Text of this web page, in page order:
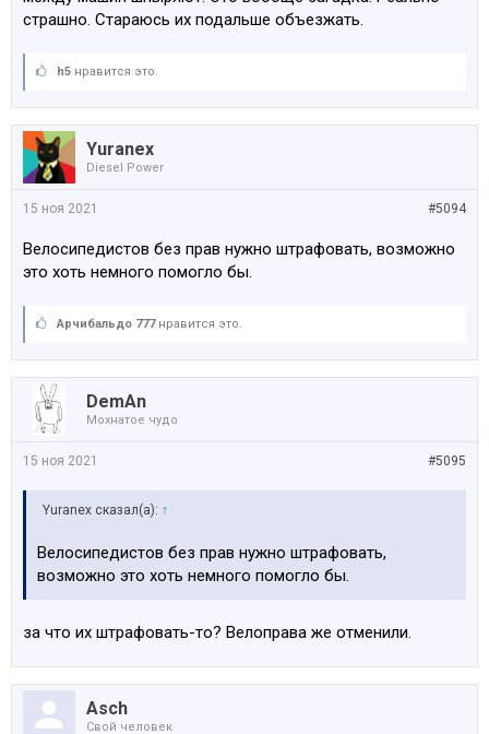
обеспечить безопасность менее защищенных
участников».
этот пункт и будешь виноват. Мне в таких местах на
пропускаю велосипедистов.
А в жилой зоне… у велосипедистов и пешеходов
преимущество. Ок. А если при этом у велосипедиста
помеха справа? Кто кому уступает?
Задавал этот вопрос дорожной полиции, они знаешь
херня какая-то.
Шикарные правила.
Посмотреть вложение 177670
страшно. Стараюсь их подальше объезжать.
h5 нравится это.
Yuranex
Diesel Power
#5094
15 ноя 2021
Велосипедистов без прав нужно штрафовать, возможно
это хоть немного помогло бы.
Арчибальдо 777нравится это.
DemAn
Мохнатое чудо
#5095
15 ноя 2021
Yuranex сказал(а): ↑
Велосипедистов без прав нужно штрафовать,
возможно это хоть немного помогло бы.
за что их штрафовать-то? Велоправа же отменили.
Asch
Свой человек